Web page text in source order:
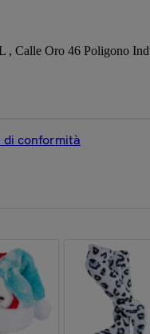
, Calle Oro 46 Poligono
di conformità